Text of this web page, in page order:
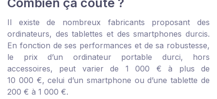
Combien ça coûte ?
Il existe de nombreux fabricants proposant des
ordinateurs, des tablettes et des smartphones durcis.
En fonction de ses performances et de sa robustesse,
le prix d’un ordinateur portable durci, hors
accessoires, peut varier de 1 000 € à plus de
10 000 €, celui d’un smartphone ou d’une tablette de
200 € à 1 000 €.